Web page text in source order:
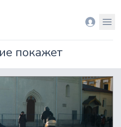
Вход
покажет